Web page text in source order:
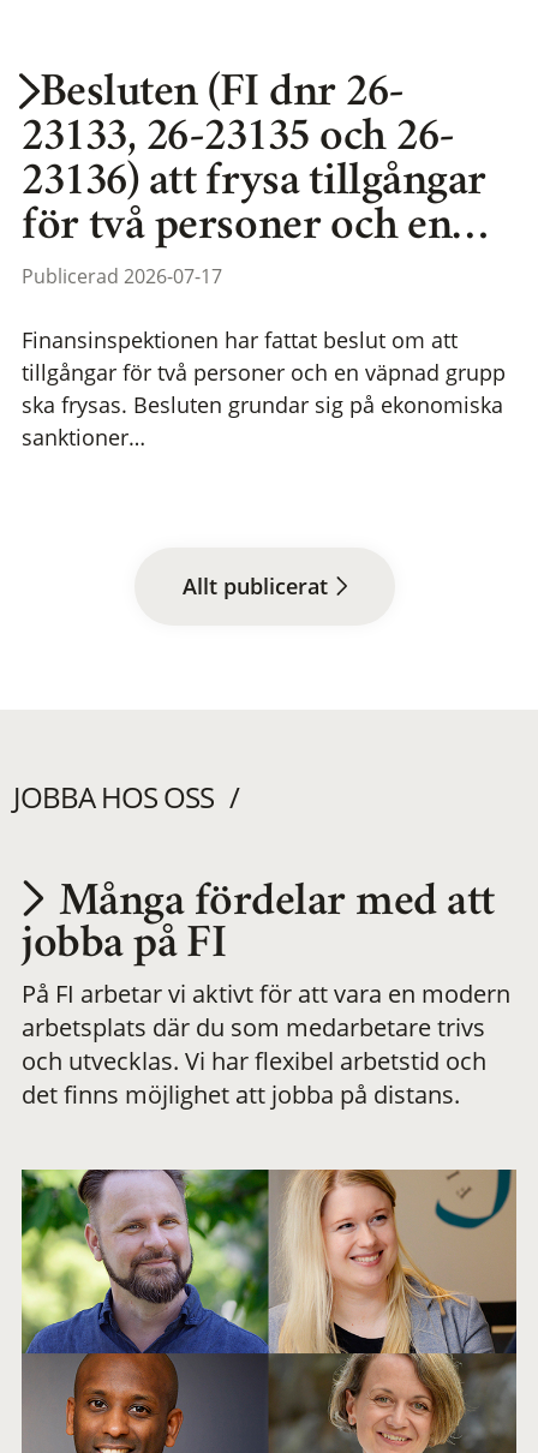
Besluten (FI dnr 26-
23133, 26-23135 och 26-
23136) att frysa tillgångar
för två personer och en…
Publicerad 2026-07-17
Finansinspektionen har fattat beslut om att
tillgångar för två personer och en väpnad grupp
ska frysas. Besluten grundar sig på ekonomiska
sanktioner…
Allt publicerat
JOBBA HOS OSS
Utvecklas på en
meningsfull och
flexibel
Många fördelar med att
jobba på FI
På FI arbetar vi aktivt för att vara en modern
arbetsplats där du som medarbetare trivs
och utvecklas. Vi har flexibel arbetstid och
det finns möjlighet att jobba på distans.